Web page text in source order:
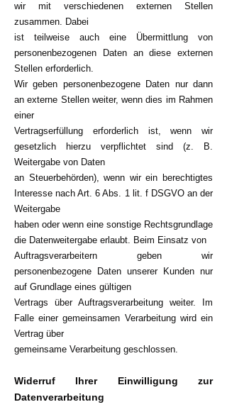
wir mit verschiedenen externen Stellen
zusammen. Dabei
ist teilweise auch eine Übermittlung von
personenbezogenen Daten an diese externen
Stellen erforderlich.
Wir geben personenbezogene Daten nur dann
an externe Stellen weiter, wenn dies im Rahmen
einer
Vertragserfüllung erforderlich ist, wenn wir
gesetzlich hierzu verpflichtet sind (z. B.
Weitergabe von Daten
an Steuerbehörden), wenn wir ein berechtigtes
Interesse nach Art. 6 Abs. 1 lit. f DSGVO an der
Weitergabe
haben oder wenn eine sonstige Rechtsgrundlage
die Datenweitergabe erlaubt. Beim Einsatz von
Auftragsverarbeitern geben wir
personenbezogene Daten unserer Kunden nur
auf Grundlage eines gültigen
Vertrags über Auftragsverarbeitung weiter. Im
Falle einer gemeinsamen Verarbeitung wird ein
Vertrag über
gemeinsame Verarbeitung geschlossen.
Widerruf Ihrer Einwilligung zur
Datenverarbeitung